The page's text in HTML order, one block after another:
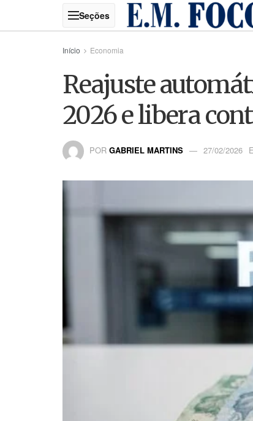
Início Economia
Reajuste
2026 e libera
POR GABRIEL MARTINS 27/02/2026